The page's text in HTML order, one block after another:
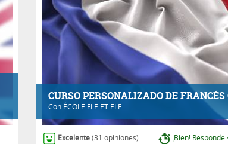
CURSO PERSONALIZADO DE
Con ÉCOLE FLE ET ELE
Excelente (31 opiniones) ¡Bien! Responde